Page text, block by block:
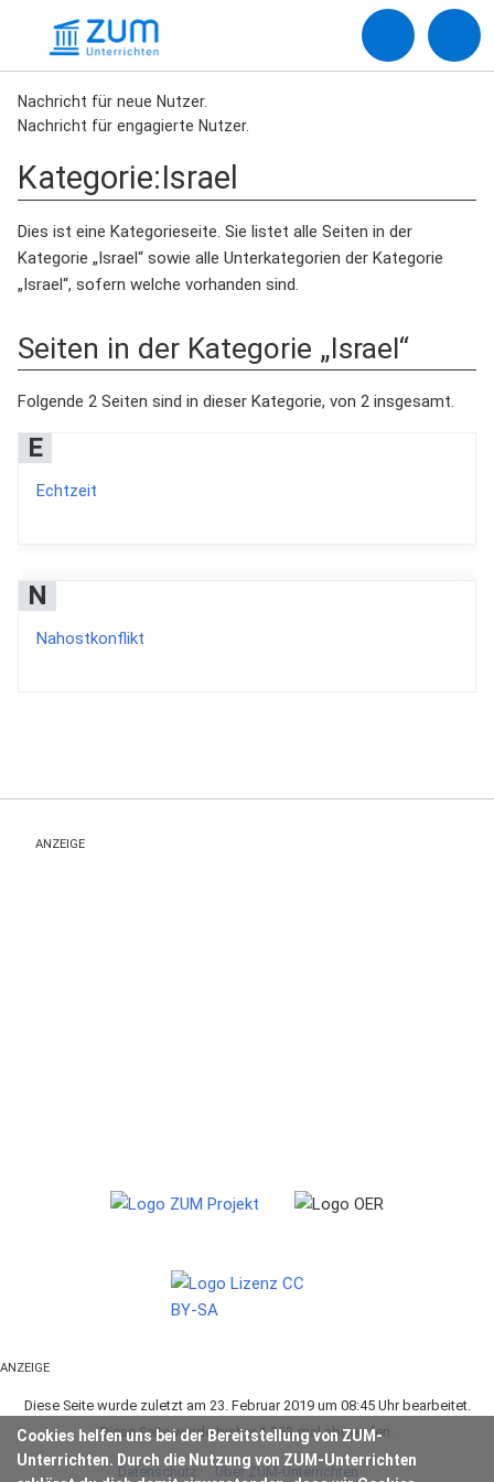
Nachricht für neue Nutzer.
Nachricht für engagierte Nutzer.
Kategorie:Israel
Dies ist eine Kategorieseite. Sie listet alle Seiten in der
Kategorie „Israel“ sowie alle Unterkategorien der Kategorie
„Israel“, sofern welche vorhanden sind.
Seiten in der Kategorie „Israel“
Folgende 2 Seiten sind in dieser Kategorie, von 2 insgesamt.
E
Echtzeit
N
Nahostkonflikt
Cookies helfen uns bei der Bereitstellung von ZUM-
Unterrichten. Durch die Nutzung von ZUM-Unterrichten
ANZEIGE
ANZEIGE
Diese Seite wurde zuletzt am 23. Februar 2019 um 08:45 Uhr bearbeitet.
Diese Seite wurde bisher 1.263-mal abgerufen.
Datenschutz Über ZUM-Unterrichten